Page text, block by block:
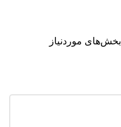
بخش‌های موردنیاز